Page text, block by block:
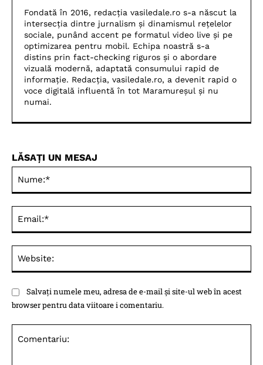
Fondată în 2016, redacția vasiledale.ro s-a născut la
intersecția dintre jurnalism și dinamismul rețelelor
sociale, punând accent pe formatul video live și pe
optimizarea pentru mobil. Echipa noastră s-a
distins prin fact-checking riguros și o abordare
vizuală modernă, adaptată consumului rapid de
informație. Redacția, vasiledale.ro, a devenit rapid o
voce digitală influentă în tot Maramureșul și nu
numai.
LĂSAȚI UN MESAJ
Salvați numele meu, adresa de e-mail și site-ul web în acest
browser pentru data viitoare i comentariu.